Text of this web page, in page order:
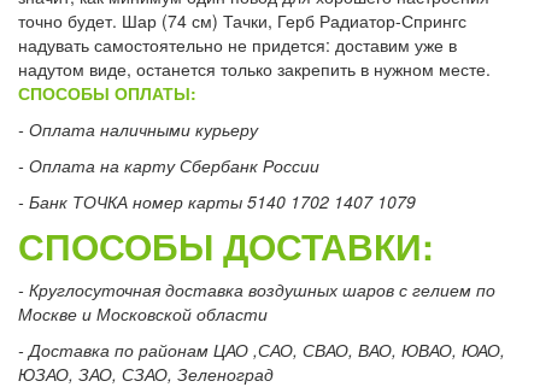
точно будет. Шар (74 см) Тачки, Герб Радиатор-Спрингс
надувать самостоятельно не придется: доставим уже в
надутом виде, останется только закрепить в нужном месте.
СПОСОБЫ ОПЛАТЫ:
- Оплата наличными курьеру
- Оплата на карту Сбербанк России
- Банк ТОЧКА номер карты 5140 1702 1407 1079
СПОСОБЫ ДОСТАВКИ:
- Круглосуточная доставка воздушных шаров с гелием по
Москве и Московской области
- Доставка по районам ЦАО ,САО, СВАО, ВАО, ЮВАО, ЮАО,
ЮЗАО, ЗАО, СЗАО, Зеленоград